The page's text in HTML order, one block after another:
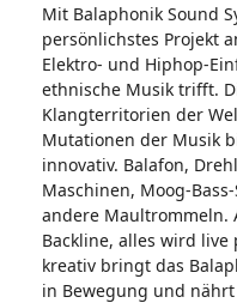
Mit Balaphonik Sound
persönlichstes Projekt
Elektro- und Hiphop-
ethnische Musik trifft.
Klangterritorien der
Mutationen der Musik
innovativ. Balafon,
Maschinen, Moog-
andere Maultrommeln.
Backline, alles wird
kreativ bringt das
in Bewegung und nährt